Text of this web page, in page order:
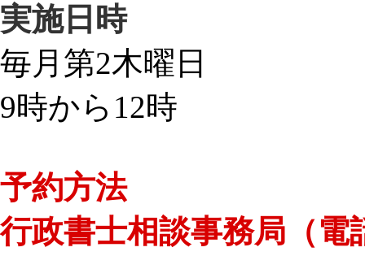
実施日時
毎月第2木曜日
9時から12時
予約方法
行政書士相談事務局（電